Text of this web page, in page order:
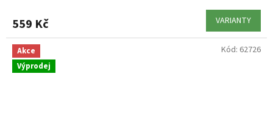
559 Kč VARIANTY
Akce
Výprodej
Kód: 62726